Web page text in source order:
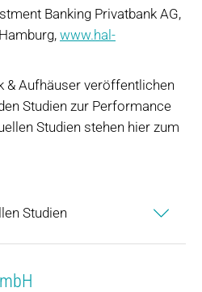
Banking Privatbank AG,
www.hal-
& Aufhäuser veröffentlichen
Studien zur Performance
Studien stehen hier zum
Studien